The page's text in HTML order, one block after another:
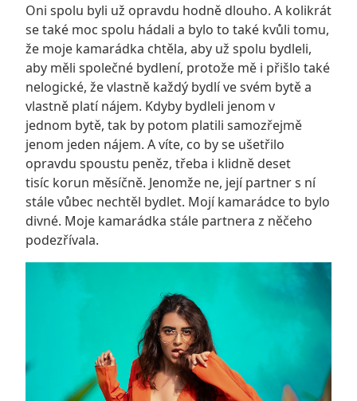
Oni spolu byli už opravdu hodně dlouho. A kolikrát
se také moc spolu hádali a bylo to také kvůli tomu,
že moje kamarádka chtěla, aby už spolu bydleli,
aby měli společné bydlení, protože mě i přišlo také
nelogické, že vlastně každý bydlí ve svém bytě a
vlastně platí nájem. Kdyby bydleli jenom v
jednom bytě, tak by potom platili samozřejmě
jenom jeden nájem. A víte, co by se ušetřilo
opravdu spoustu peněz, třeba i klidně deset
tisíc korun měsíčně. Jenomže ne, její partner s ní
stále vůbec nechtěl bydlet. Mojí kamarádce to bylo
divné. Moje kamarádka stále partnera z něčeho
podezřívala.